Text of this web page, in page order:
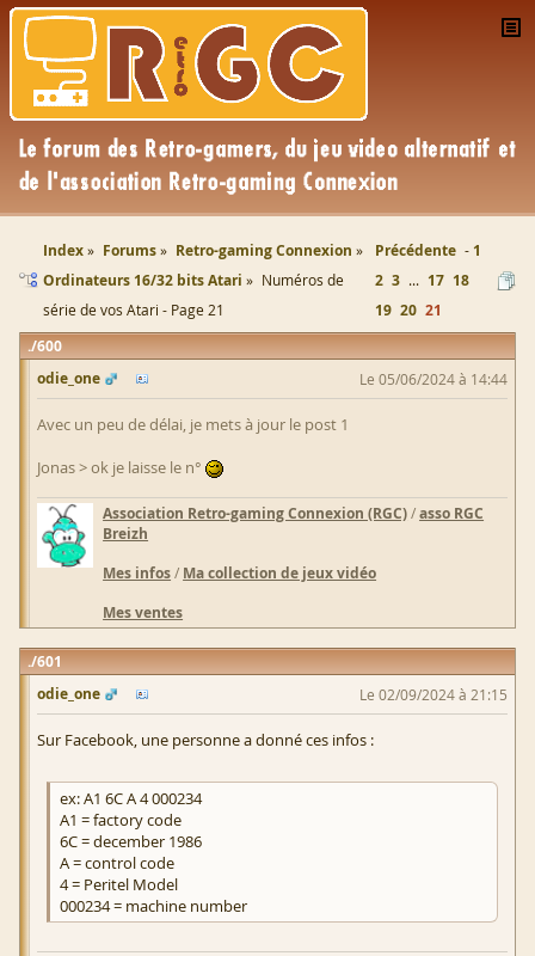
Index Forums
Retro-gaming Connexion
Ordinateurs 16/32 bits Atari
Numéros de
série de vos Atari - Page 21
Précédente
1
2 3 ... 17 18
19 20 21
600
odie_one
Le 05/06/2024 à 14:44
Avec un peu de délai, je mets à jour le post 1
Jonas > ok je laisse le n°
Association Retro-gaming Connexion (RGC)/asso RGC
Breizh
Mes infos/ Ma collection de jeux vidéo
Mes ventes
601
odie_one
Le 02/09/2024 à 21:15
Sur Facebook, une personne a donné ces infos :
ex: A1 6C A 4 000234
A1 = factory code
6C = december 1986
A = control code
4 = Peritel Model
000234 = machine number